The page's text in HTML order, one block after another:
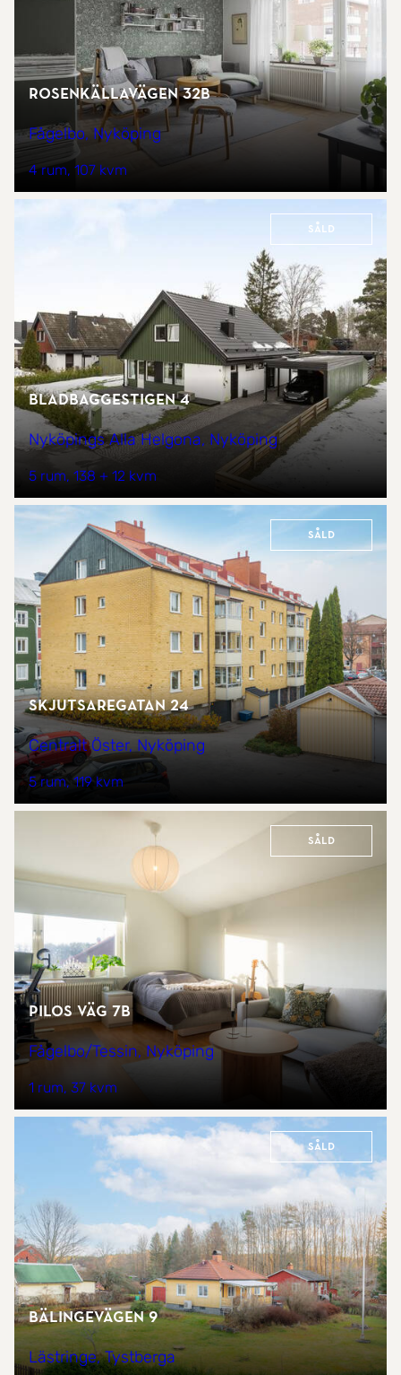
Rosenkällavägen 32B
Fågelbo, Nyköping
4 rum 107 kvm
Såld
Bladbaggestigen 4
Nyköpings Alla Helgona, Nyköping
5 rum 138 + 12 kvm
Såld
Skjutsaregatan 24
Centralt Öster, Nyköping
5 rum 119 kvm
Såld
Pilos väg 7B
Fågelbo/Tessin, Nyköping
1 rum 37 kvm
Såld
Bälingevägen 9
Lästringe, Tystberga